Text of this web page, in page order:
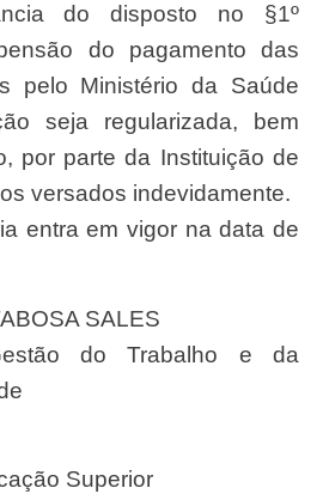
do disposto no §1º
do pagamento das
pelo Ministério da Saúde
seja regularizada, bem
por parte da Instituição de
versados indevidamente.
entra em vigor na data de
SALES
do Trabalho e da
Superior